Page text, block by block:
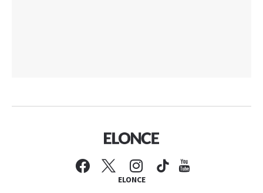
ELONCE